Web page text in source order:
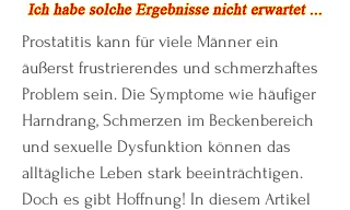
Prostatitis kann für viele Männer ein
äußerst frustrierendes und schmerzhaftes
Problem sein. Die Symptome wie häufiger
Harndrang, Schmerzen im Beckenbereich
und sexuelle Dysfunktion können das
alltägliche Leben stark beeinträchtigen.
Doch es gibt Hoffnung! In diesem Artikel